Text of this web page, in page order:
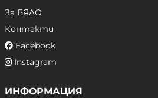
За БЯЛО
Контакти
Facebook
Instagram
ИНФОРМАЦИЯ